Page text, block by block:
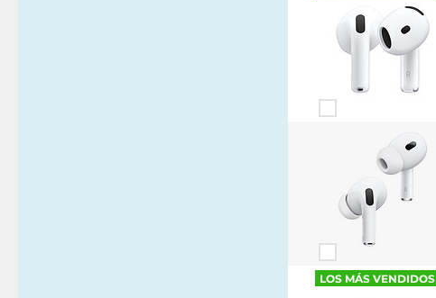
LOS MÁS VENDIDOS